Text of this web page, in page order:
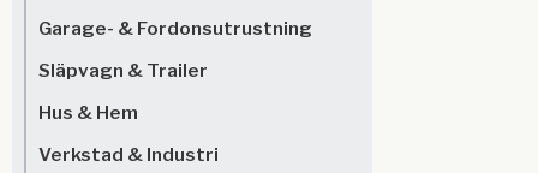
Garage- & Fordonsutrustning
Släpvagn & Trailer
Hus & Hem
Verkstad & Industri